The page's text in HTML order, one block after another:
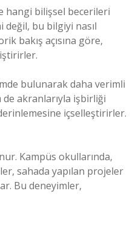
hangi bilişsel becerileri
değil, bu bilgiyi nasıl
bakış açısına göre,
bulunarak daha verimli
akranlarıyla işbirliği
içselleştirirler.
Kampüs okullarında,
sahada yapılan projeler
Bu deneyimler,